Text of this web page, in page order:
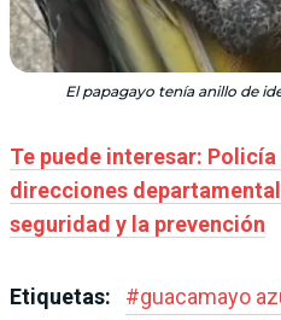
El papagayo tenía anillo de
Te puede interesar:
direcciones
seguridad y la prevención
Etiquetas: #guacamayo